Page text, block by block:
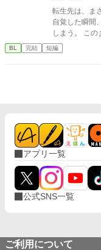
転生先は、ま
自覚した瞬間
しまう。 こ
いく運命——それで
たのに、どうし
BL 完結 短編
アプリ一覧
公式SNS一覧
ご利用について